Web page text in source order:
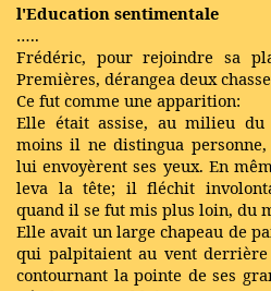
l'Education sentimentale
…..
Frédéric, pour rejoindre sa
Premières, dérangea deux
Ce fut comme une apparition:
Elle était assise, au milieu du
moins il ne distingua
lui envoyèrent ses yeux. En
leva la tête; il fléchit
quand il se fut mis plus loin, du
Elle avait un large chapeau de
qui palpitaient au vent derrière
contournant la pointe de ses